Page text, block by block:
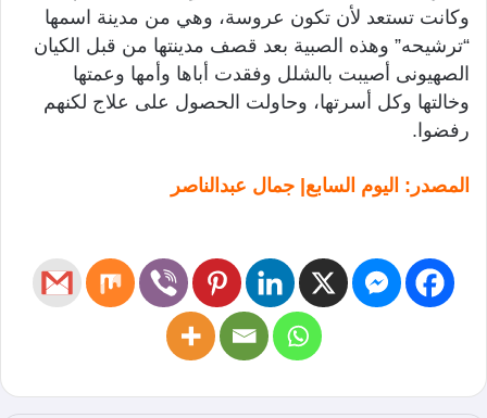
وكانت تستعد لأن تكون عروسة، وهي من مدينة اسمها
“ترشيحه” وهذه الصبية بعد قصف مدينتها من قبل الكيان
الصهيونى أصيبت بالشلل وفقدت أباها وأمها وعمتها
وخالتها وكل أسرتها، وحاولت الحصول على علاج لكنهم
رفضوا.
المصدر: اليوم السابع| جمال عبدالناصر